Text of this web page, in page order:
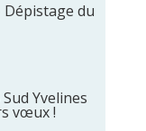
Dépistage du
Yvelines
vœux !